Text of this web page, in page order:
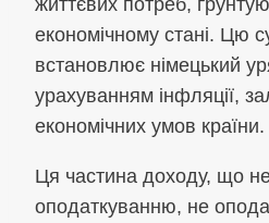
економічному стані. Цю
встановлює німецький
урахуванням інфляції,
економічних умов країни.
Ця частина доходу, що
оподаткуванню, не